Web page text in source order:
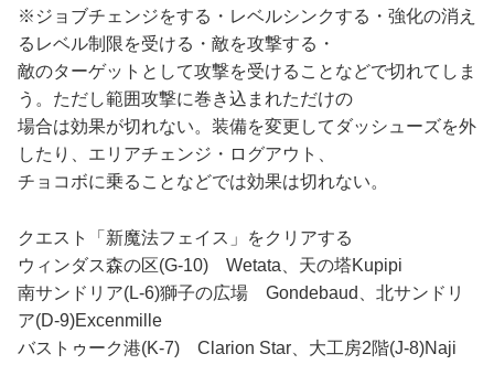
※ジョブチェンジをする・レベルシンクする・強化の消え
るレベル制限を受ける・敵を攻撃する・
敵のターゲットとして攻撃を受けることなどで切れてしま
う。ただし範囲攻撃に巻き込まれただけの
場合は効果が切れない。装備を変更してダッシューズを外
したり、エリアチェンジ・ログアウト、
チョコボに乗ることなどでは効果は切れない。
クエスト「新魔法フェイス」をクリアする
ウィンダス森の区(G-10) Wetata、天の塔Kupipi
南サンドリア(L-6)獅子の広場 Gondebaud、北サンドリ
ア(D-9)Excenmille
バストゥーク港(K-7) Clarion Star、大工房2階(J-8)Naji